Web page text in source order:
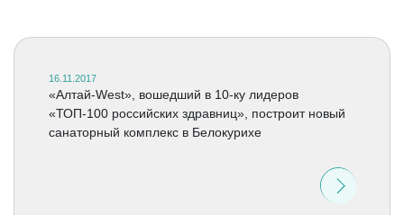
16.11.2017
«Алтай-West», вошедший в 10-ку лидеров
«ТОП-100 российских здравниц», построит новый
санаторный комплекс в Белокурихе